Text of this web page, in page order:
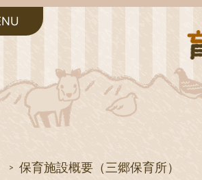
保育施設概要（三郷保育所）